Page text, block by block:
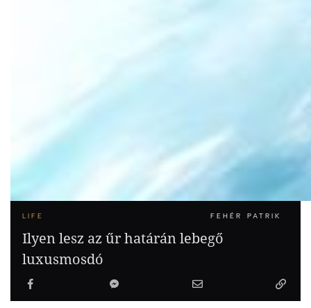
LIFE FEHÉR PATRIK
Ilyen lesz az űr határán lebegő
luxusmosdó